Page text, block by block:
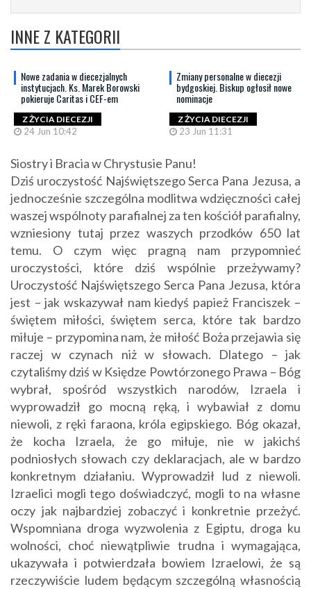
INNE Z KATEGORII
Nowe zadania w diecezjalnych
instytucjach. Ks. Marek Borowski
pokieruje Caritas i CEF-em
Z ŻYCIA DIECEZJI
24 Jun 10:42
Zmiany personalne w diecezji
bydgoskiej. Biskup ogłosił nowe
nominacje
Z ŻYCIA DIECEZJI
23 Jun 11:31
Siostry i Bracia w Chrystusie Panu!
Dziś uroczystość Najświętszego Serca Pana Jezusa, a
jednocześnie szczególna modlitwa wdzięczności całej
waszej wspólnoty parafialnej za ten kościół parafialny,
wzniesiony tutaj przez waszych przodków 650 lat
temu. O czym więc pragną nam przypomnieć
uroczystości, które dziś wspólnie przeżywamy?
Uroczystość Najświętszego Serca Pana Jezusa, która
jest – jak wskazywał nam kiedyś papież Franciszek –
świętem miłości, świętem serca, które tak bardzo
miłuje – przypomina nam, że miłość Boża przejawia się
raczej w czynach niż w słowach. Dlatego – jak
czytaliśmy dziś w Księdze Powtórzonego Prawa – Bóg
wybrał, spośród wszystkich narodów, Izraela i
wyprowadził go mocną ręką, i wybawiał z domu
niewoli, z ręki faraona, króla egipskiego. Bóg okazał,
że kocha Izraela, że go miłuje, nie w jakichś
podniosłych słowach czy deklaracjach, ale w bardzo
konkretnym działaniu. Wyprowadził lud z niewoli.
Izraelici mogli tego doświadczyć, mogli to na własne
oczy jak najbardziej zobaczyć i konkretnie przeżyć.
Wspomniana droga wyzwolenia z Egiptu, droga ku
wolności, choć niewątpliwie trudna i wymagająca,
ukazywała i potwierdzała bowiem Izraelowi, że są
rzeczywiście ludem będącym szczególną własnością